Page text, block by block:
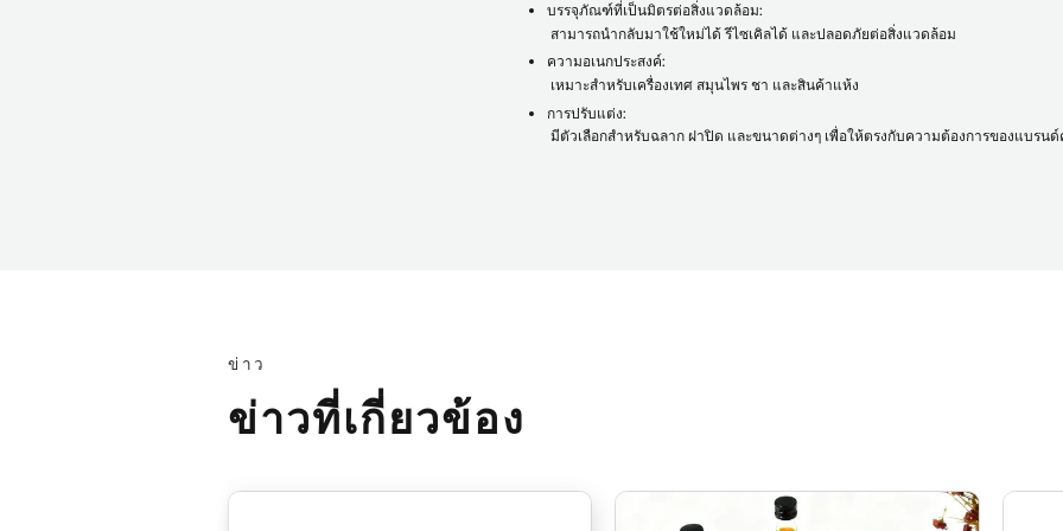
บรรจุภัณฑ์ที่เป็นมิตรต่อสิ่งแวดล้อม:
สามารถนำกลับมาใช้ใหม่ได้ รีไซเคิลได้ และปลอดภัยต่อสิ่งแวดล้อม
ความอเนกประสงค์:
เหมาะสำหรับเครื่องเทศ สมุนไพร ชา และสินค้าแห้ง
การปรับแต่ง:
มีตัวเลือกสำหรับฉลาก ฝาปิด และขนาดต่างๆ เพื่อให้ตรงกับความต้องการของแบรน
ข่าว
ข่าวที่เกี่ยวข้อง